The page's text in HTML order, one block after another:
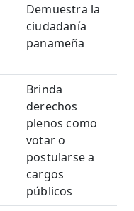
Demuestra la
ciudadanía
panameña
Brinda
derechos
plenos como
votar o
postularse a
cargos
públicos